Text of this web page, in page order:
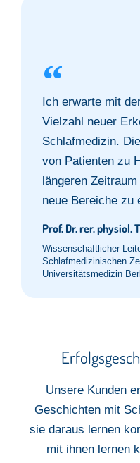
Ich erwarte mit
Vielzahl neuer
Schlafmedizin.
von Patienten zu
längeren
neue Bereiche zu
Prof. Dr. rer. physiol.
Wissenschaftlicher
Schlafmedizinischen
Universitätsmedizin
Unsere Kunden
Geschichten mit
sie daraus lernen
mit ihnen lernen